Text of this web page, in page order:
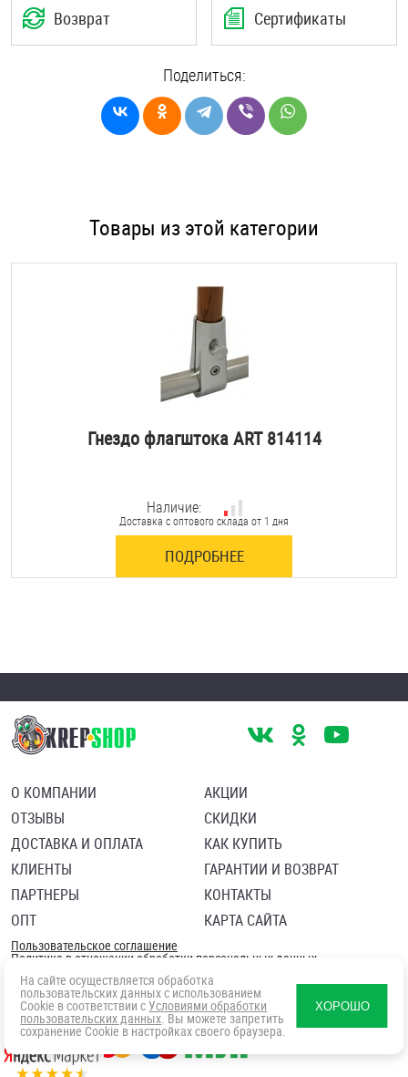
Возврат Сертификаты
Поделиться:
Товары из этой категории
Гнездо флагштока ART 814114
Наличие:
Доставка с оптового склада от 1 дня
ПОДРОБНЕЕ
О КОМПАНИИ
ОТЗЫВЫ
ДОСТАВКА И ОПЛАТА
КЛИЕНТЫ
ПАРТНЕРЫ
ОПТ
АКЦИИ
СКИДКИ
КАК КУПИТЬ
ГАРАНТИИ И ВОЗВРАТ
КОНТАКТЫ
КАРТА САЙТА
Пользовательское соглашение
Политика в отношении обработки персональных данных
Согласие посетителя сайта на обработку персональных данны
На сайте осуществляется обработка
пользовательских данных с использованием
Cookie в соответствии с Условиями обработки
пользовательских данных. Вы можете запретить
сохранение Cookie в настройках своего браузера.
ХОРОШО